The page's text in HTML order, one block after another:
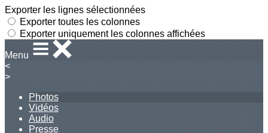
Exporter les lignes sélectionnées
Exporter toutes les colonnes
Exporter uniquement les colonnes affichées
Menu
<
>
Photos
Vidéos
Audio
Presse